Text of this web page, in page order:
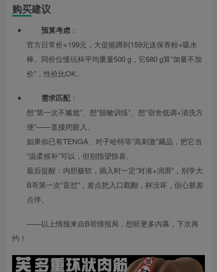
购买建议
预算考虑 ：
官方日常价≈199元，大促能蹲到159元送保养粉+吸水
棒。同价位慢玩杯平均重量500 g，它680 g算“加量不加
价”，性价比OK。
需求匹配：
想“第一次不尴尬”、想“脱敏训练”、想“宿舍低调+清洗方
便”——直接闭眼入。
如果你已有TENGA、对子哈特等“高刺激”藏品，把它当
“温柔候补”可以，但别指望惊喜。
最后提醒：内胆极软，插入时一定“对准+润滑”，别学大
B哥第一次“盲怼”，差点把入口戳翻，杯没坏，但心脏差
点停。
——以上情报来自B哥情报局，想听更多内幕，下次再
约！